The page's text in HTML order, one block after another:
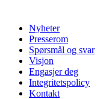
Nyheter
Presserom
Spørsmål og svar
Visjon
Engasjer deg
Integritetspolicy
Kontakt